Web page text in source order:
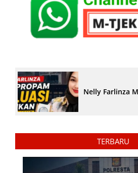
Nelly Farlinza
TERBARU